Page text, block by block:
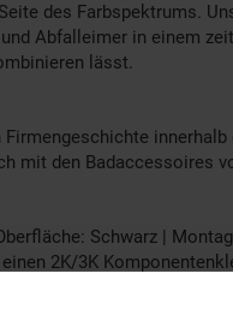
des Farbspektrums.
Abfalleimer in einem
lässt.
mit den Badaccessoires
Schwarz |
2K/3K
"zum Kleben" bitte